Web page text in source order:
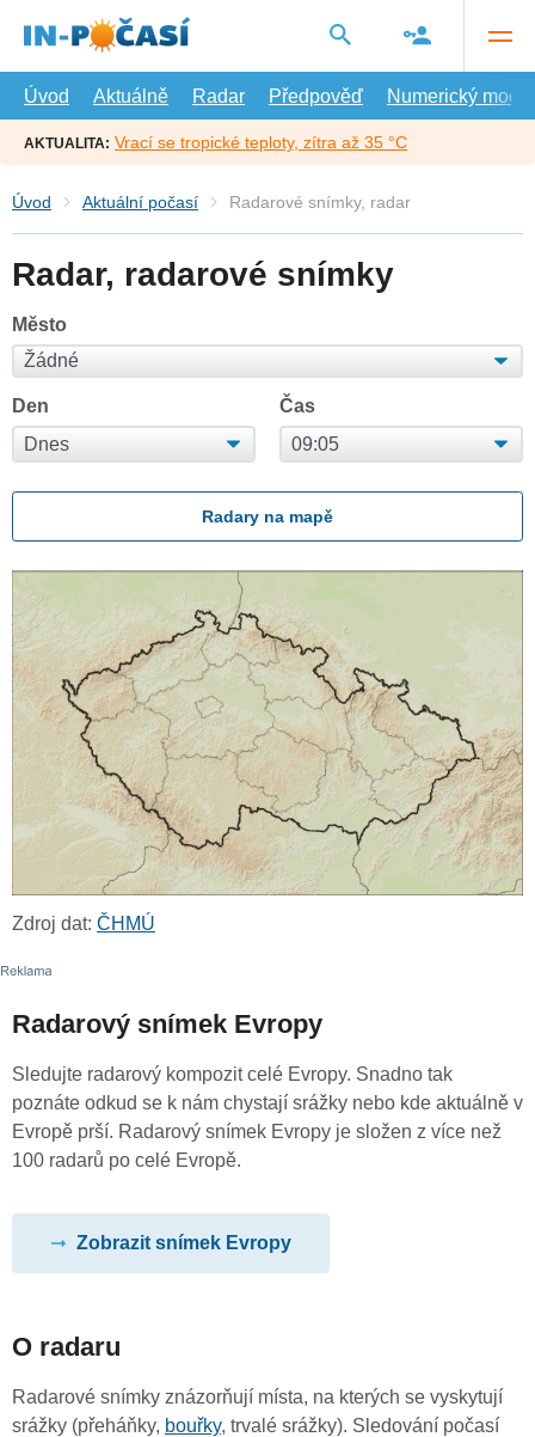
hlavní
Úvod
Aktuálně Radar Předpověď Numerický model
AKTUALITA: Vrací se tropické teploty, zítra až 35 °C
Úvod Aktuální počasí Radarové snímky, radar
Radar, radarové snímky
Město
Den Čas
Radary na mapě
Zdroj dat: ČHMÚ
Radarový snímek Evropy
Sledujte radarový kompozit celé Evropy. Snadno tak
poznáte odkud se k nám chystají srážky nebo kde aktuálně v
Evropě prší. Radarový snímek Evropy je složen z více než
100 radarů po celé Evropě.
Zobrazit snímek Evropy
O radaru
Radarové snímky znázorňují místa, na kterých se vyskytují
srážky (přeháňky, bouřky, trvalé srážky). Sledování počasí